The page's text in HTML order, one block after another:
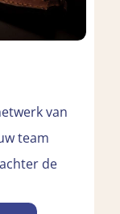
van
team
de